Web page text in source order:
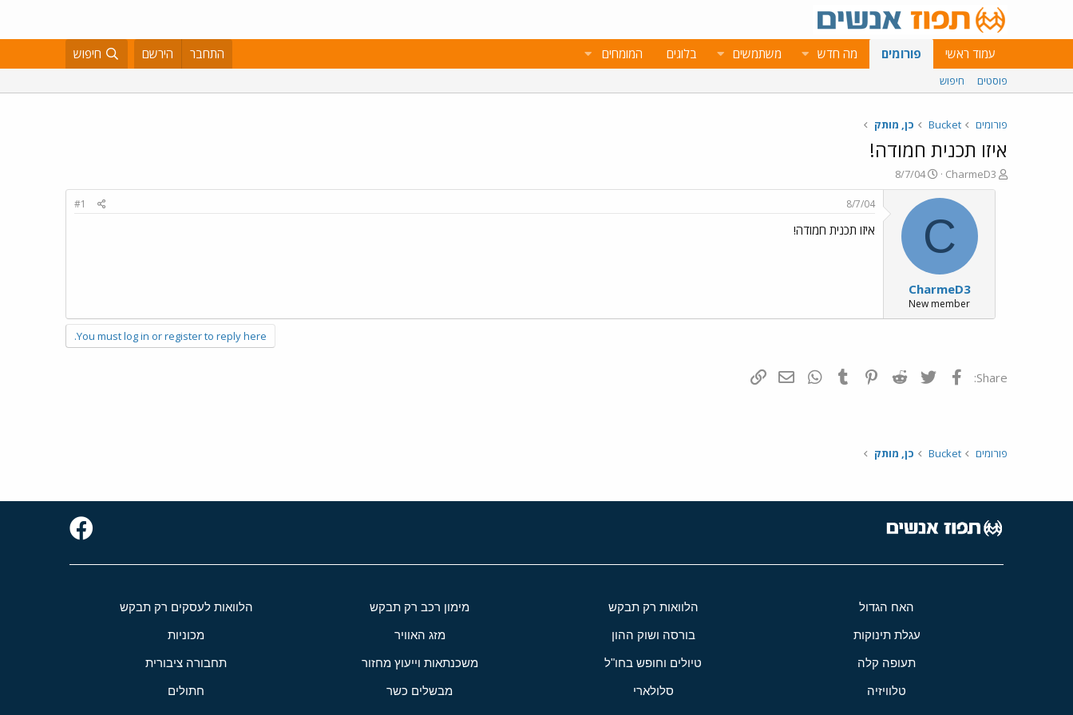
עמוד ראשי פורומים מה חדש משתמשים בלוגים המומחים התחבר הירשם חיפוש
פוסטים חיפוש
פורומים Bucket כן, מותק
איזו תכנית חמודה!
פ
ו
CharmeD3
פ
ו
ר
ם
ב
א
ר
י
ך
8/7/04
C
CharmeD3
New member
8/7/04
#1
איזו תכנית חמודה!
You must log in or register to reply here.
Share: פייסבוק Twitter
Reddit
Pinterest
Tumblr
WhatsAppדואר אלקטרוני
פורומים Bucket כן, מותק
האח הגדול הלוואות רק תבקש מימון רכב רק תבקש הלוואות לעסקים רק תבקש
עגלת תינוקות בורסה ושוק ההון מזג האוויר מכוניות
תעופה קלה טיולים וחופש בחו"ל משכנתאות וייעוץ מחזור תחבורה ציבורית
טלוויזיה סלולארי מבשלים כשר חתולים